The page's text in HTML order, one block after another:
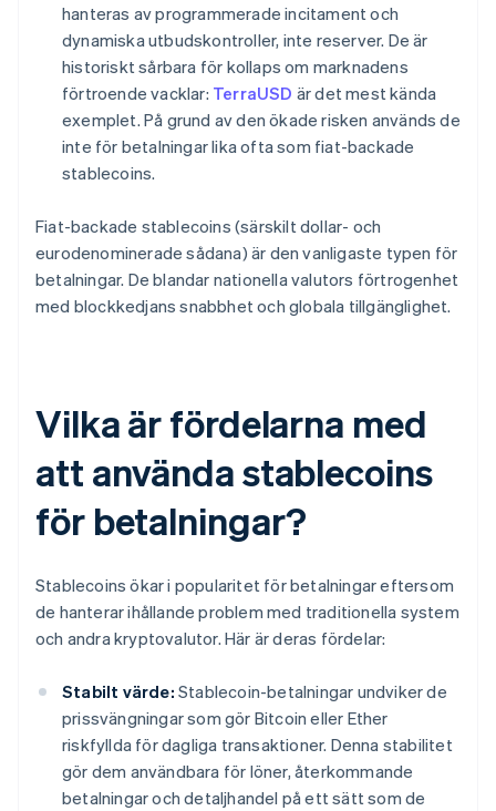
hanteras av programmerade incitament och
dynamiska utbudskontroller, inte reserver. De är
historiskt sårbara för kollaps om marknadens
förtroende vacklar: TerraUSD är det mest kända
exemplet. På grund av den ökade risken används de
inte för betalningar lika ofta som fiat-backade
stablecoins.
Fiat-backade stablecoins (särskilt dollar- och
eurodenominerade sådana) är den vanligaste typen för
betalningar. De blandar nationella valutors förtrogenhet
med blockkedjans snabbhet och globala tillgänglighet.
Vilka är fördelarna med
att använda stablecoins
för betalningar?
Stablecoins ökar i popularitet för betalningar eftersom
de hanterar ihållande problem med traditionella system
och andra kryptovalutor. Här är deras fördelar:
Stabilt värde: Stablecoin-betalningar undviker de
prissvängningar som gör Bitcoin eller Ether
riskfyllda för dagliga transaktioner. Denna stabilitet
gör dem användbara för löner, återkommande
betalningar och detaljhandel på ett sätt som de